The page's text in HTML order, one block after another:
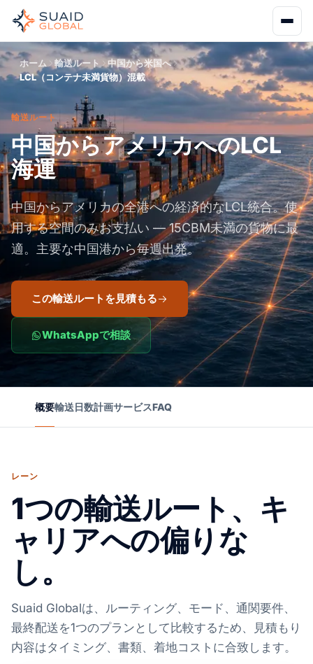
ホーム 輸送ルート
中国から米国へ
LCL（コンテナ未満貨物）混載
輸送ルート
中国からアメリカへのLCL
海運
中国からアメリカの全港への経済的なLCL統合。使
用する空間のみお支払い — 15CBM未満の貨物に最
適。主要な中国港から毎週出発。
この輸送ルートを見積もる
WhatsAppで相談
概要輸送日数計画サービスFAQ
レーン
1つの輸送ルート、キ
ャリアへの偏りな
し。
Suaid Globalは、ルーティング、モード、通関要件、
最終配送を1つのプランとして比較するため、見積もり
内容はタイミング、書類、着地コストに合致します。